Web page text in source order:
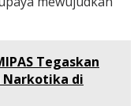
Tegaskan
Narkotika di